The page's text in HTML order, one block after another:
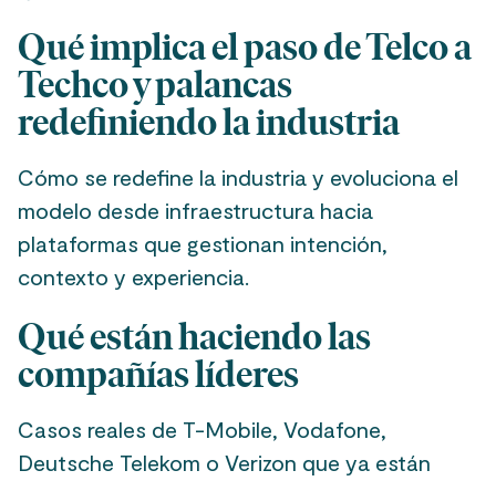
Qué implica el paso de Telco a
Techco y palancas
redefiniendo la industria
Cómo se redefine la industria y evoluciona el
modelo desde infraestructura hacia
plataformas que gestionan intención,
contexto y experiencia.
Qué están haciendo las
compañías líderes
Casos reales de T-Mobile, Vodafone,
Deutsche Telekom o Verizon que ya están